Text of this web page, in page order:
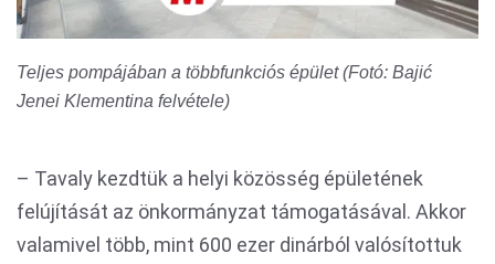
Teljes pompájában a többfunkciós épület (Fotó: Bajić
Jenei Klementina felvétele)
– Tavaly kezdtük a helyi közösség épületének
felújítását az önkormányzat támogatásával. Akkor
valamivel több, mint 600 ezer dinárból valósítottuk